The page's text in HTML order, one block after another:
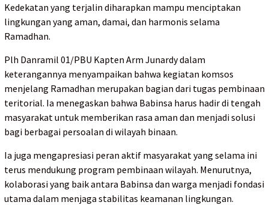
Kedekatan yang terjalin diharapkan mampu menciptakan
lingkungan yang aman, damai, dan harmonis selama
Ramadhan.
Plh Danramil 01/PBU Kapten Arm Junardy dalam
keterangannya menyampaikan bahwa kegiatan komsos
menjelang Ramadhan merupakan bagian dari tugas pembinaan
teritorial. Ia menegaskan bahwa Babinsa harus hadir di tengah
masyarakat untuk memberikan rasa aman dan menjadi solusi
bagi berbagai persoalan di wilayah binaan.
Ia juga mengapresiasi peran aktif masyarakat yang selama ini
terus mendukung program pembinaan wilayah. Menurutnya,
kolaborasi yang baik antara Babinsa dan warga menjadi fondasi
utama dalam menjaga stabilitas keamanan lingkungan.